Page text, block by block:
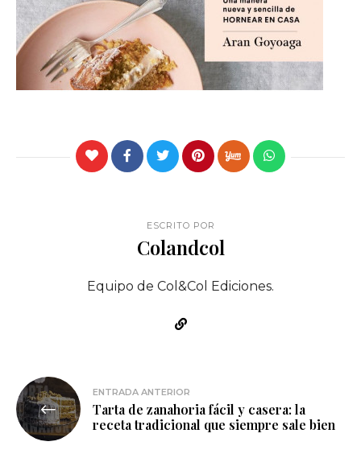
ESCRITO POR
Colandcol
Equipo de Col&Col Ediciones.
Navegación
de
entradas
ENTRADA ANTERIOR
Tarta de zanahoria fácil y casera: la
receta tradicional que siempre sale bien